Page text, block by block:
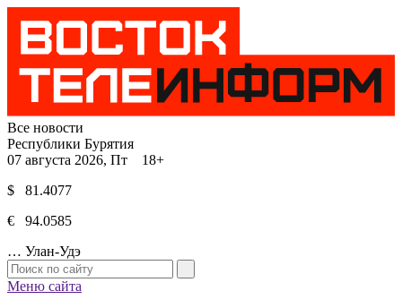
Все новости
Республики Бурятия
07 августа 2026, Пт 18+
$ 81.4077
€ 94.0585
… Улан-Удэ
Меню сайта